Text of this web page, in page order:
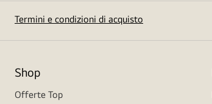
Termini e condizioni di acquisto
Shop
Offerte Top